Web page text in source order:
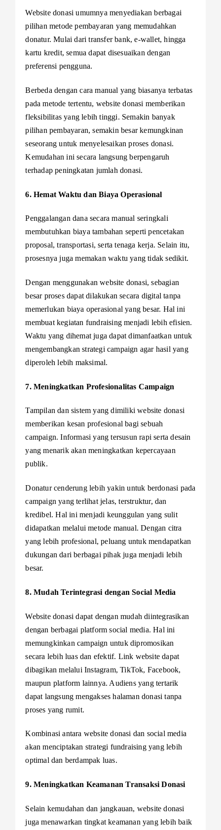
Website donasi umumnya menyediakan berbagai
pilihan metode pembayaran yang memudahkan
donatur. Mulai dari transfer bank, e-wallet, hingga
kartu kredit, semua dapat disesuaikan dengan
preferensi pengguna.
Berbeda dengan cara manual yang biasanya terbatas
pada metode tertentu, website donasi memberikan
fleksibilitas yang lebih tinggi. Semakin banyak
pilihan pembayaran, semakin besar kemungkinan
seseorang untuk menyelesaikan proses donasi.
Kemudahan ini secara langsung berpengaruh
terhadap peningkatan jumlah donasi.
6. Hemat Waktu dan Biaya Operasional
Penggalangan dana secara manual seringkali
membutuhkan biaya tambahan seperti pencetakan
proposal, transportasi, serta tenaga kerja. Selain itu,
prosesnya juga memakan waktu yang tidak sedikit.
Dengan menggunakan website donasi, sebagian
besar proses dapat dilakukan secara digital tanpa
memerlukan biaya operasional yang besar. Hal ini
membuat kegiatan fundraising menjadi lebih efisien.
Waktu yang dihemat juga dapat dimanfaatkan untuk
mengembangkan strategi campaign agar hasil yang
diperoleh lebih maksimal.
7. Meningkatkan Profesionalitas Campaign
Tampilan dan sistem yang dimiliki website donasi
memberikan kesan profesional bagi sebuah
campaign. Informasi yang tersusun rapi serta desain
yang menarik akan meningkatkan kepercayaan
publik.
Donatur cenderung lebih yakin untuk berdonasi pada
campaign yang terlihat jelas, terstruktur, dan
kredibel. Hal ini menjadi keunggulan yang sulit
didapatkan melalui metode manual. Dengan citra
yang lebih profesional, peluang untuk mendapatkan
dukungan dari berbagai pihak juga menjadi lebih
besar.
8. Mudah Terintegrasi dengan Social Media
Website donasi dapat dengan mudah diintegrasikan
dengan berbagai platform social media. Hal ini
memungkinkan campaign untuk dipromosikan
secara lebih luas dan efektif. Link website dapat
dibagikan melalui Instagram, TikTok, Facebook,
maupun platform lainnya. Audiens yang tertarik
dapat langsung mengakses halaman donasi tanpa
proses yang rumit.
Kombinasi antara website donasi dan social media
akan menciptakan strategi fundraising yang lebih
optimal dan berdampak luas.
9. Meningkatkan Keamanan Transaksi Donasi
Selain kemudahan dan jangkauan, website donasi
juga menawarkan tingkat keamanan yang lebih baik